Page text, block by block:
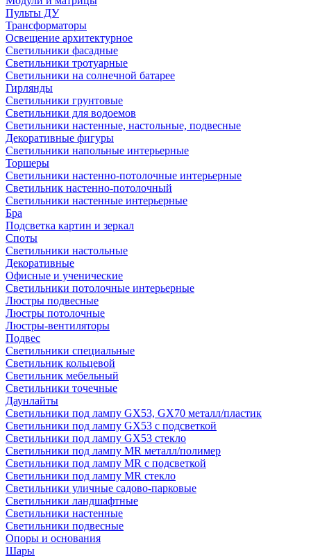
Пульты ДУ
Трансформаторы
Освещение архитектурное
Светильники фасадные
Светильники тротуарные
Светильники на солнечной батарее
Гирлянды
Светильники грунтовые
Светильники для водоемов
Светильники настенные, настольные, подвесные
Декоративные фигуры
Светильники напольные интерьерные
Торшеры
Светильники настенно-потолочные интерьерные
Светильник настенно-потолочный
Светильники настенные интерьерные
Бра
Подсветка картин и зеркал
Споты
Светильники настольные
Декоративные
Офисные и ученические
Светильники потолочные интерьерные
Люстры подвесные
Люстры потолочные
Люстры-вентиляторы
Подвес
Светильники специальные
Светильник кольцевой
Светильник мебельный
Светильники точечные
Даунлайты
Светильники под лампу GX53, GX70 металл/пластик
Светильники под лампу GX53 с подсветкой
Светильники под лампу GX53 стекло
Светильники под лампу MR металл/полимер
Светильники под лампу MR с подсветкой
Светильники под лампу MR стекло
Светильники уличные садово-парковые
Светильники ландшафтные
Светильники настенные
Светильники подвесные
Опоры и основания
Шары